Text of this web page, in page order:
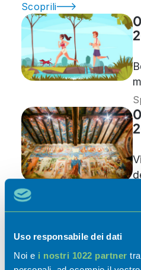
Uso responsabile dei dati
Noi e i nostri 1022 partner
Scoprili